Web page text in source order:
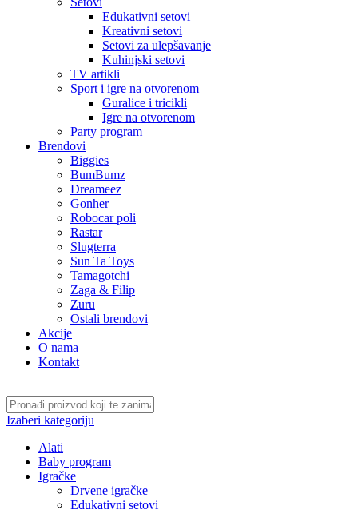
Edukativni setovi
Kreativni setovi
Setovi za ulepšavanje
Kuhinjski setovi
TV artikli
Sport i igre na otvorenom
Guralice i tricikli
Igre na otvorenom
Party program
Brendovi
Biggies
BumBumz
Dreameez
Gonher
Robocar poli
Rastar
Slugterra
Sun Ta Toys
Tamagotchi
Zaga & Filip
Zuru
Ostali brendovi
Akcije
O nama
Kontakt
Izaberi kategoriju
Alati
Baby program
Igračke
Drvene igračke
Edukativni setovi